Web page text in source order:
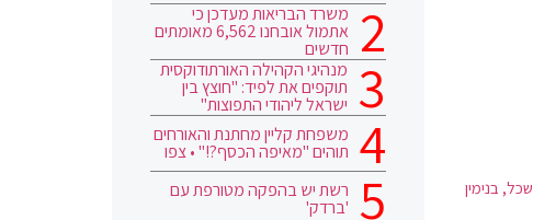
בנימין
משרד הבריאות מעדכן כי
אתמול אובחנו 6,562 מאומתים
חדשים
מנהיגי הקהילה האורתודוקסית
תוקפים את לפיד: "חוצץ בין
ישראל ליהודי התפוצות"
משפחת קליין מחתנת והאורחים
תוהים "מאיפה הכסף?!" • צפו
רשת יש בהפקה מטורפת עם
'ברדק'